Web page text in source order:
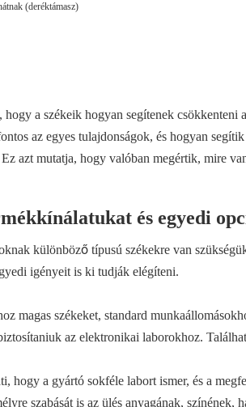
(deréktámasz)
hogy a székeik hogyan segítenek
az egyes tulajdonságok, és hogyan
azt mutatja, hogy valóban megértik, mire
és egyedi
különböző típusú székekre van
igényeit is ki tudják elégíteni.
magas székeket, standard
az elektronikai laborokhoz.
hogy a gyártó sokféle labort ismer, és a
szabását is az ülés anyagának,